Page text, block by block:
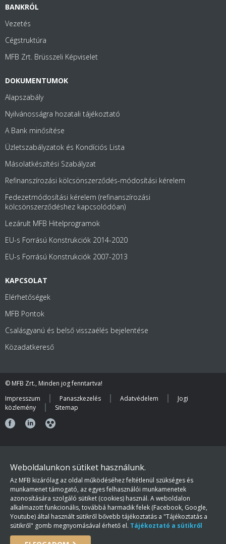
BANKRÓL
Vezetés
Cégstruktúra
MFB Zrt. Brüsszeli Képviselet
DOKUMENTUMOK
Alapszabály
Nyilvánosságra hozatali tájékoztató
A Bank minősítése
Üzletszabályzatok és Kondíciós Lista
Másolatkészítési Szabályzat
Refinanszírozási kölcsönszerződés-módosítási kérelem
Fedezetmódosítási kérelem (refinanszírozási
kölcsönszerződéshez kapcsolódóan)
Lezárult MFB Hitelprogramok
EU-s Forrású Konstrukciók 2014-2020
EU-s Forrású Konstrukciók 2007-2013
KAPCSOLAT
Elérhetőségek
MFB Pontok
Csalásgyanú és belső visszaélés bejelentése
Közadatkereső
© MFB Zrt., Minden jog fenntartva!
Impresszum
Panaszkezelés Adatvédelem
Jogi
közlemény
Sitemap
Weboldalunkon sütiket használunk.
Az MFB kizárólag az oldal működéséhez feltétlenül szükséges és
munkamenet támogató, az egyes felhasználói munkamenetek
azonosítására szolgáló sütiket (cookies) használ. A weboldalon
alkalmazott funkcionális, továbbá harmadik felek (Facebook, Google,
Youtube) által használt sütikről bővebb tájékoztatás a "Tájékoztatás a
sütikről" gomb megnyomásával érhető el. Tájékoztató a sütikről